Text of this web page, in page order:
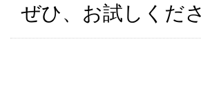
ぜひ、お試しくだ